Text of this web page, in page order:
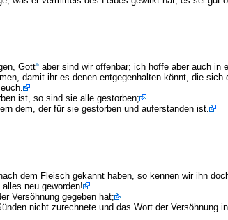
Gott aber sind wir offenbar; ich hoffe aber auch in
damit ihr es denen entgegenhalten könnt, die
ist, so sind sie alle gestorben;
dem, der für sie gestorben und auferstanden ist.
dem Fleisch gekannt haben, so kennen wir ihn
neu geworden!
Versöhnung gegeben hat;
nicht zurechnete und das Wort der Versöhnung